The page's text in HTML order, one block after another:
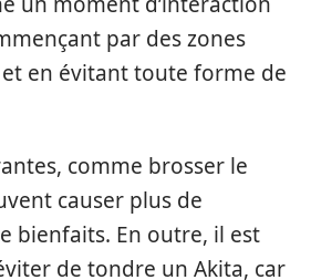
par des zones
en évitant toute forme de
comme brosser le
causer plus de
bienfaits. En outre, il est
de tondre un Akita, car